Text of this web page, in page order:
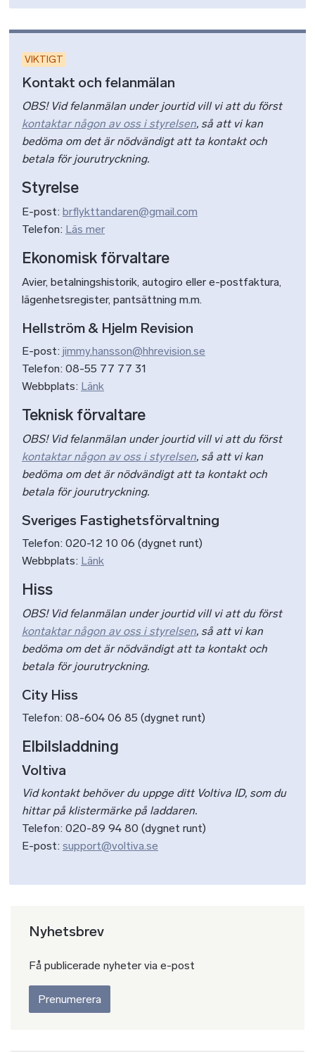
VIKTIGT
Kontakt och felanmälan
OBS! Vid felanmälan under jourtid vill vi att du först
kontaktar någon av oss i styrelsen, så att vi kan
bedöma om det är nödvändigt att ta kontakt och
betala för jourutryckning.
Styrelse
E-post: brflykttandaren@gmail.com
Telefon: Läs mer
Ekonomisk förvaltare
Avier, betalningshistorik, autogiro eller e-postfaktura,
lägenhetsregister, pantsättning m.m.
Hellström & Hjelm Revision
E-post: jimmy.hansson@hhrevision.se
Telefon: 08-55 77 77 31
Webbplats: Länk
Teknisk förvaltare
OBS! Vid felanmälan under jourtid vill vi att du först
kontaktar någon av oss i styrelsen, så att vi kan
bedöma om det är nödvändigt att ta kontakt och
betala för jourutryckning.
Sveriges Fastighetsförvaltning
Telefon: 020-12 10 06 (dygnet runt)
Webbplats: Länk
Hiss
OBS! Vid felanmälan under jourtid vill vi att du först
kontaktar någon av oss i styrelsen, så att vi kan
bedöma om det är nödvändigt att ta kontakt och
betala för jourutryckning.
City Hiss
Telefon: 08-604 06 85 (dygnet runt)
Elbilsladdning
Voltiva
Vid kontakt behöver du uppge ditt Voltiva ID, som du
hittar på klistermärke på laddaren.
Telefon: 020-89 94 80 (dygnet runt)
E-post: support@voltiva.se
Nyhetsbrev
Få publicerade nyheter via e-post
Prenumerera